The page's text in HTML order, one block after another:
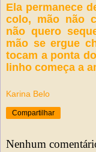
Ela permanece
colo, mão não
não quero
mão se ergue
tocam a ponta
linho começa a
Karina Belo
Compartilhar
Nenhum